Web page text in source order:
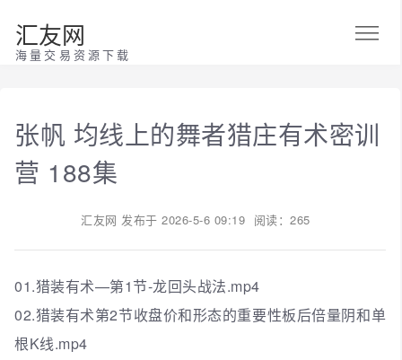
汇友网
海量交易资源下载
张帆 均线上的舞者猎庄有术密训
营 188集
汇友网 发布于2026-5-6 09:19 阅读：265
01.猎装有术—第1节-龙回头战法.mp4
02.猎装有术第2节收盘价和形态的重要性板后倍量阴和单
根K线.mp4